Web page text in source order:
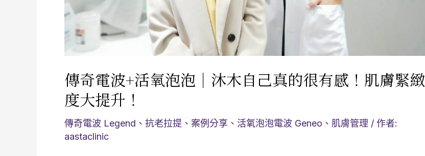
傳奇電波+活氧泡泡｜沐木自己真的很有感！肌膚緊緻
度大提升！
傳奇電波 Legend 、 抗老拉提 、 案例分享 、 活氧泡泡電波 Geneo 、 肌膚管理 / 作者:
aastaclinic